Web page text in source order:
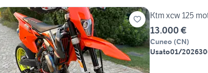
Ktm xcw 125
13.000 €
Cuneo (CN)
Usato01/2026